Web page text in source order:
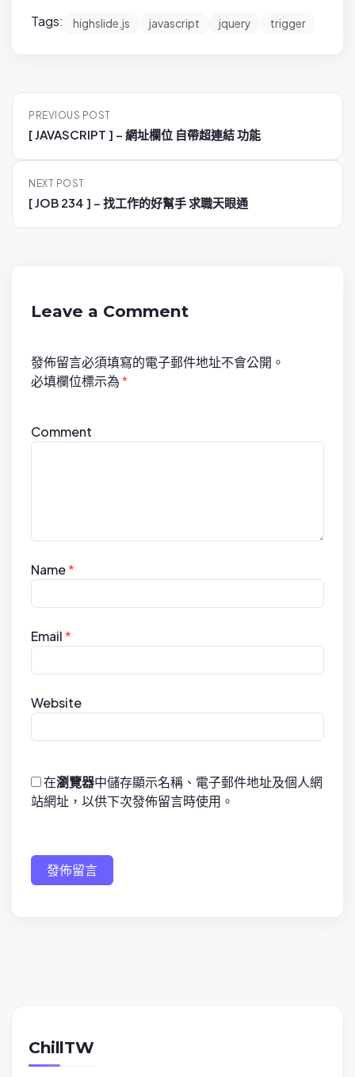
Tags: highslide.js javascript jquery trigger
P
t
v
PREVIOUS POST
[ JAVASCRIPT ] – 網址欄位 自帶超連結 功能
NEXT POST
[ JOB 234 ] – 找工作的好幫手 求職天眼通
Leave a Comment
發佈留言必須填寫的電子郵件地址不會公開。
必填欄位標示為*
Comment
Name*
Email*
Website
在瀏覽器中儲存顯示名稱、電子郵件地址及個人網
站網址，以供下次發佈留言時使用。
發佈留言
ChillTW